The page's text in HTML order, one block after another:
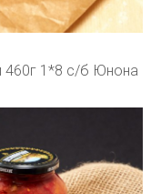
460г 1*8 с/б Юнона